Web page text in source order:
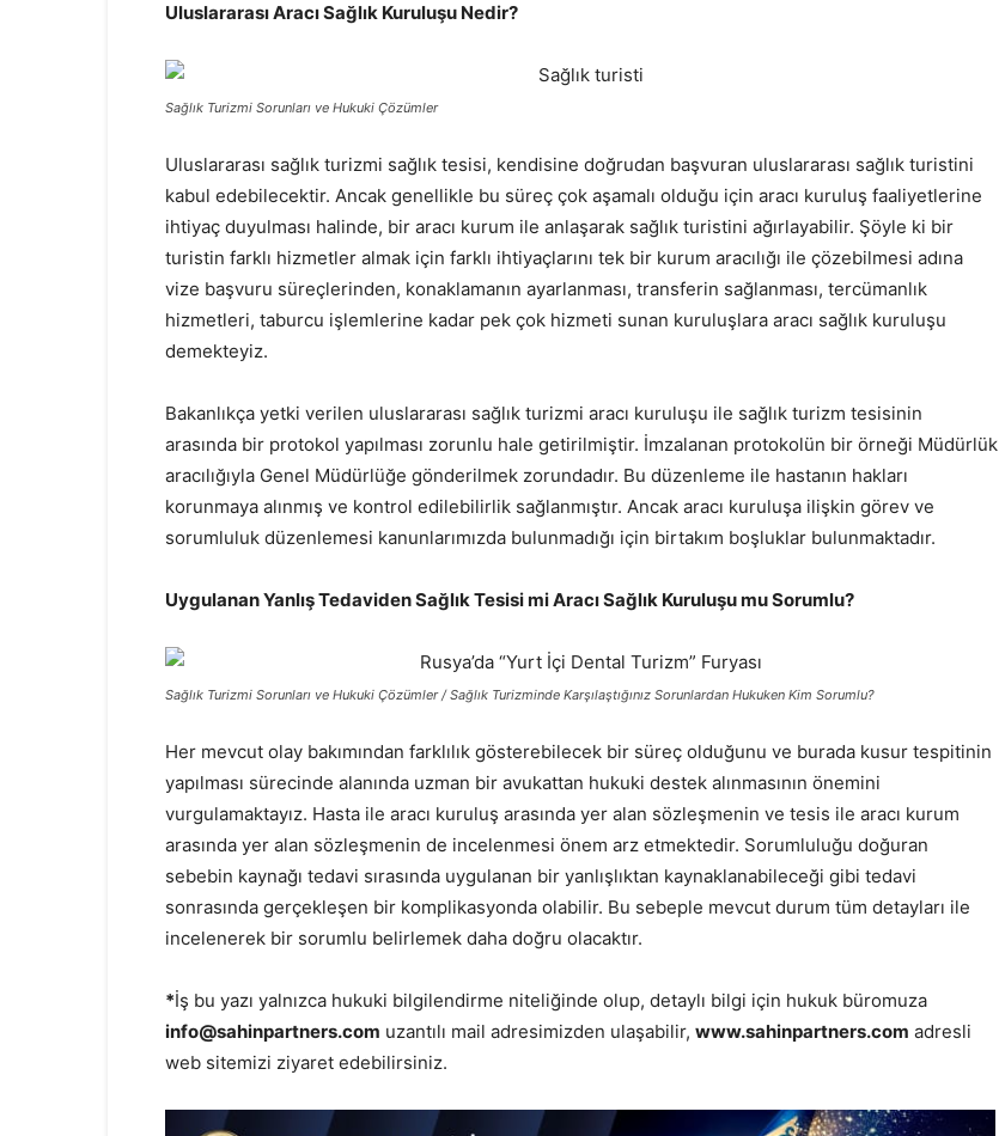
Uluslararası Aracı Sağlık Kuruluşu Nedir?
Sağlık Turizmi Sorunları ve Hukuki Çözümler
Uluslararası sağlık turizmi sağlık tesisi, kendisine doğrudan başvuran uluslararası sağlık turistini
kabul edebilecektir. Ancak genellikle bu süreç çok aşamalı olduğu için aracı kuruluş faaliyetlerine
ihtiyaç duyulması halinde, bir aracı kurum ile anlaşarak sağlık turistini ağırlayabilir. Şöyle ki bir
turistin farklı hizmetler almak için farklı ihtiyaçlarını tek bir kurum aracılığı ile çözebilmesi adına
vize başvuru süreçlerinden, konaklamanın ayarlanması, transferin sağlanması, tercümanlık
hizmetleri, taburcu işlemlerine kadar pek çok hizmeti sunan kuruluşlara aracı sağlık kuruluşu
demekteyiz.
Bakanlıkça yetki verilen uluslararası sağlık turizmi aracı kuruluşu ile sağlık turizm tesisinin
arasında bir protokol yapılması zorunlu hale getirilmiştir. İmzalanan protokolün bir örneği Müdürlük
aracılığıyla Genel Müdürlüğe gönderilmek zorundadır. Bu düzenleme ile hastanın hakları
korunmaya alınmış ve kontrol edilebilirlik sağlanmıştır. Ancak aracı kuruluşa ilişkin görev ve
sorumluluk düzenlemesi kanunlarımızda bulunmadığı için birtakım boşluklar bulunmaktadır.
Uygulanan Yanlış Tedaviden Sağlık Tesisi mi Aracı Sağlık Kuruluşu mu Sorumlu?
Sağlık Turizmi Sorunları ve Hukuki Çözümler / Sağlık Turizminde Karşılaştığınız Sorunlardan Hukuken Kim Sorumlu?
Her mevcut olay bakımından farklılık gösterebilecek bir süreç olduğunu ve burada kusur tespitinin
yapılması sürecinde alanında uzman bir avukattan hukuki destek alınmasının önemini
vurgulamaktayız. Hasta ile aracı kuruluş arasında yer alan sözleşmenin ve tesis ile aracı kurum
arasında yer alan sözleşmenin de incelenmesi önem arz etmektedir. Sorumluluğu doğuran
sebebin kaynağı tedavi sırasında uygulanan bir yanlışlıktan kaynaklanabileceği gibi tedavi
sonrasında gerçekleşen bir komplikasyonda olabilir. Bu sebeple mevcut durum tüm detayları ile
incelenerek bir sorumlu belirlemek daha doğru olacaktır.
*İş bu yazı yalnızca hukuki bilgilendirme niteliğinde olup, detaylı bilgi için hukuk büromuza
info@sahinpartners.com uzantılı mail adresimizden ulaşabilir, www.sahinpartners.com adresli
web sitemizi ziyaret edebilirsiniz.